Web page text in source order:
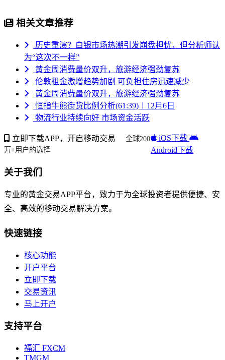
相关文章推荐
历史重演？白银市场热潮引发崩盘担忧，但分析师认
为“这次不一样”
黄金周消费量价双升，旅游经济强劲复苏
伦敦租金激增趋势加剧 可负担住房迅速减少
黄金周消费量价双升，旅游经济强劲复苏
恒指牛熊街货比例分析(61:39)︱12月6日
物流行业持续向好 市场资金活跃
立即下载APP，开启移动交易
全球200
万+用户的选择
iOS下载
Android下载
关于我们
专业的黄金交易APP平台，致力于为全球投资者提供便捷、安
全、高效的移动交易解决方案。
快速链接
核心功能
开户平台
立即下载
交易资讯
马上开户
支持平台
福汇 FXCM
TMGM